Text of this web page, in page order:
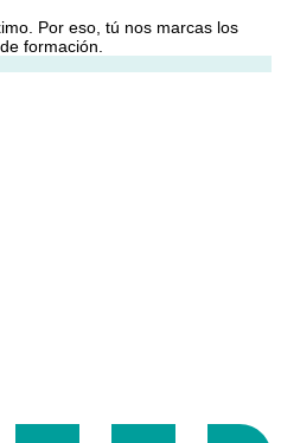
Por eso, tú nos marcas los
formación.